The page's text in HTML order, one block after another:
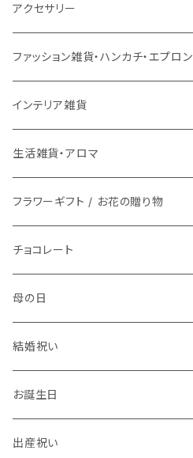
3月17日UP
2月28日UP
1月9日UP
キッチンマット
こたつ本体
こたつ布団
チェア
座椅子
スツール
インテリア雑貨
鏡・ミラー
ライト
温度計・湿度計
花瓶 / フラワーベース
傘立て
ライト
壁掛けアート / 鏡
バス用品
ファッション雑貨
メガネ / 眼鏡小物
生活雑貨
ティッシュケース
アロマ用品
アクセサリー雑貨
アクセサリー・ウォッチ収納
フラワーギフト / お花の贈り物
植物栽培キット
プリザーブドフラワー
文具
キッチン用品
携帯・スマホアクセサリー
小物
ミトン・鍋つかみ
コップ、グラス
ランチボックス / 水筒
お皿
箸置き
食器
お茶碗
お皿
紙ナプキン
カトラリー
トレー
キッチンタオル
アクセサリー
ネックレス
ピアス
ブレスレット
イヤリング
指輪
ヘアゴム
ブローチ
イヤーカフ
バングル
ファッション雑貨・ハンカチ・エプロン
インテリア雑貨
花瓶 / フラワーベース
生活雑貨・アロマ
フラワーギフト / お花の贈り物
チョコレート
母の日
結婚祝い
お誕生日
出産祝い